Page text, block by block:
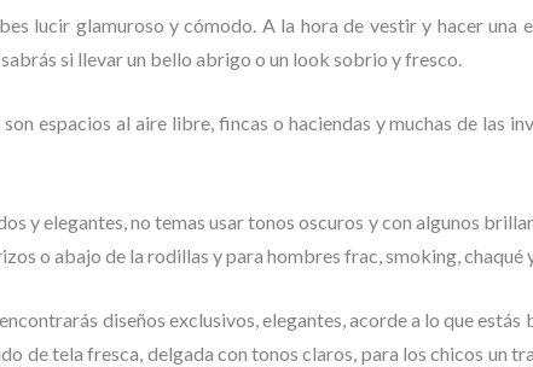
lucir glamuroso y cómodo. A la hora de vestir y hacer una
si llevar un bello abrigo o un look sobrio y fresco.
espacios al aire libre, fincas o haciendas y muchas de las
y elegantes, no temas usar tonos oscuros y con algunos
o abajo de la rodillas y para hombres frac, smoking, chaqué
encontrarás diseños exclusivos, elegantes, acorde a lo que estás
de tela fresca, delgada con tonos claros, para los chicos un